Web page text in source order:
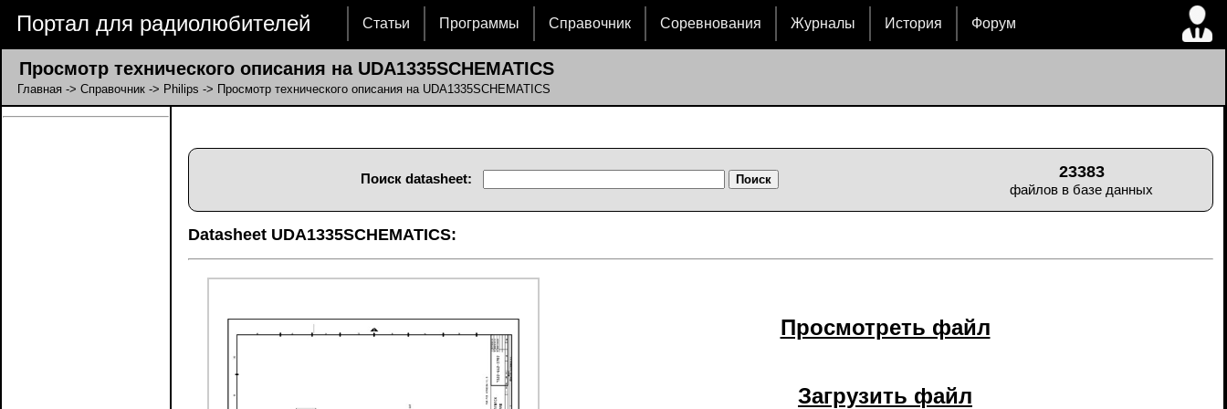
Портал для радиолюбителей Статьи Программы Справочник Соревнования Журналы История Форум
Просмотр технического описания на UDA1335SCHEMATICS
Главная -> Справочник -> Philips -> Просмотр технического описания на UDA1335SCHEMATICS
Поиск datasheet: 23383
файлов в базе данных
Datasheet UDA1335SCHEMATICS:
Просмотреть файл
Загрузить файл